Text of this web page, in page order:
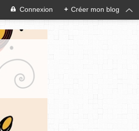
Connexion + Créer mon blog